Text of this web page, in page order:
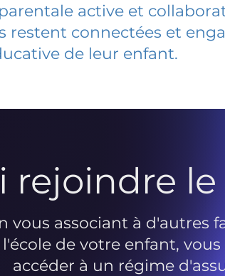
active et
restent connectées et
de leur enfant.
rejoindre
vous associant à d'autres
l'école de votre enfant,
accéder à un régime